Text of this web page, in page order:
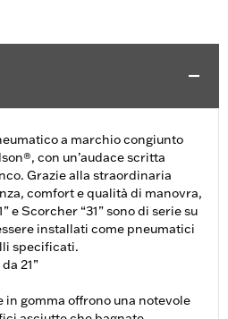
a marchio congiunto
con un’audace scritta
Grazie alla straordinaria
comfort e qualità di manovra,
e Scorcher “31” sono di serie su
installati come pneumatici
specificati.
21”
in gomma offrono una notevole